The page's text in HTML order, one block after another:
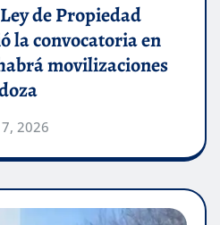
de Propiedad
la convocatoria en
movilizaciones
2026